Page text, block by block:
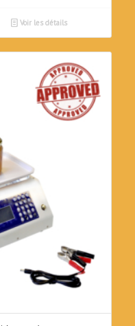
Voir les détails